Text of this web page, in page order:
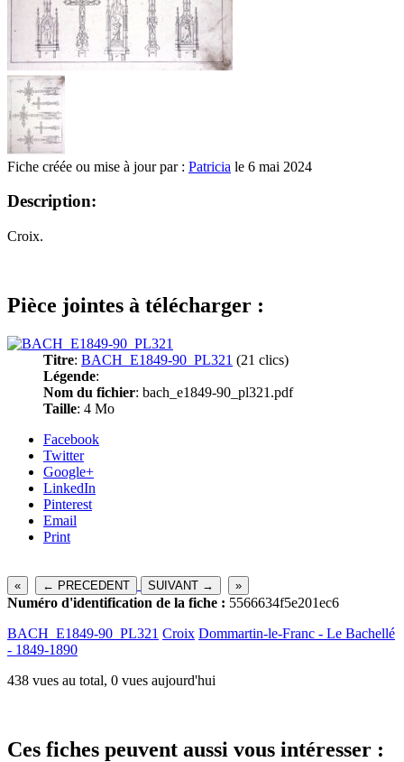
Fiche créée ou mise à jour par : Patricia le 6 mai 2024
Description:
Croix.
Pièce jointes à télécharger :
Titre: BACH_E1849-90_PL321 (21 clics)
Légende:
Nom du fichier: bach_e1849-90_pl321.pdf
Taille: 4 Mo
Facebook
Twitter
Google+
LinkedIn
Pinterest
Email
Print
« ← PRECEDENT SUIVANT → »
Numéro d'identification de la fiche : 5566634f5e201ec6
BACH_E1849-90_PL321 Croix Dommartin-le-Franc - Le Bachellé
- 1849-1890
438 vues au total, 0 vues aujourd'hui
Ces fiches peuvent aussi vous intéresser :